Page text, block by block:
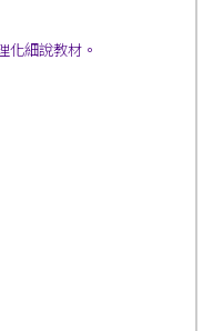
化細說教材。